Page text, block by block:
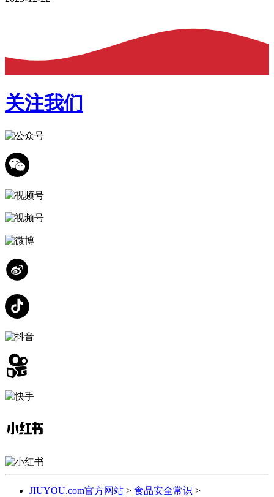
关注我们
JIUYOU.com官方网站 > 食品安全常识 >